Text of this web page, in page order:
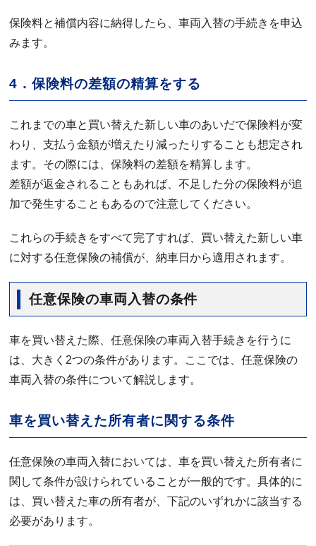
保険料と補償内容に納得したら、車両入替の手続きを申込
みます。
4．保険料の差額の精算をする
これまでの車と買い替えた新しい車のあいだで保険料が変
わり、支払う金額が増えたり減ったりすることも想定され
ます。その際には、保険料の差額を精算します。
差額が返金されることもあれば、不足した分の保険料が追
加で発生することもあるので注意してください。
これらの手続きをすべて完了すれば、買い替えた新しい車
に対する任意保険の補償が、納車日から適用されます。
任意保険の車両入替の条件
車を買い替えた際、任意保険の車両入替手続きを行うに
は、大きく2つの条件があります。ここでは、任意保険の
車両入替の条件について解説します。
車を買い替えた所有者に関する条件
任意保険の車両入替においては、車を買い替えた所有者に
関して条件が設けられていることが一般的です。具体的に
は、買い替えた車の所有者が、下記のいずれかに該当する
必要があります。